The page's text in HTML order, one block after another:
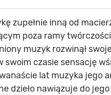
zupełnie inną od
poza ramy
muzyk rozwinął
swoim czasie sensację
lat muzyka jego
dzieło nawiązuje do